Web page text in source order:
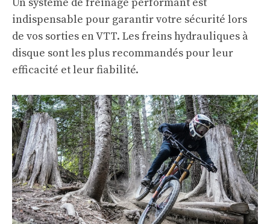
indispensable pour garantir votre sécurité lors
de vos sorties en VTT. Les freins hydrauliques à
disque sont les plus recommandés pour leur
efficacité et leur fiabilité.